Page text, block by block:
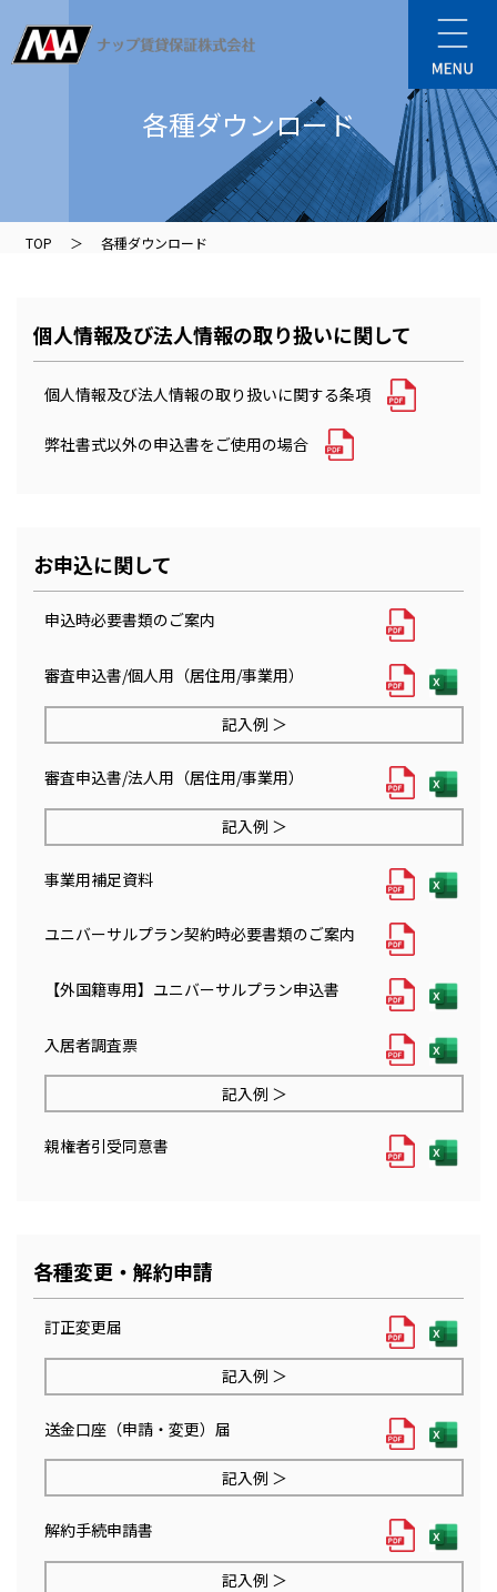
各種ダウンロード
TOP ＞ 各種ダウンロード
個人情報及び法人情報の取り扱いに関して
個人情報及び法人情報の取り扱いに関する条項
弊社書式以外の申込書をご使用の場合
お申込に関して
申込時必要書類のご案内
審査申込書/個人用（居住用/事業用）
記入例 ＞
審査申込書/法人用（居住用/事業用）
記入例 ＞
事業用補足資料
ユニバーサルプラン契約時必要書類のご案内
【外国籍専用】ユニバーサルプラン申込書
入居者調査票
記入例 ＞
親権者引受同意書
各種変更・解約申請
訂正変更届
記入例 ＞
送金口座（申請・変更）届
記入例 ＞
解約手続申請書
記入例 ＞